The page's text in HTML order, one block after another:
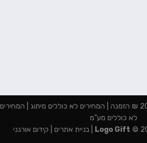
המחירים הינם למינימום 2000 ₪ הזמנה | המחירים לא כוללים מיתוג | המחירים
לא כוללים מע"מ
Logo Gift
|בניית אתרים קידום אורגני